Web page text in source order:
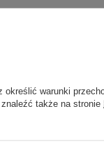
określić warunki
także na stronie